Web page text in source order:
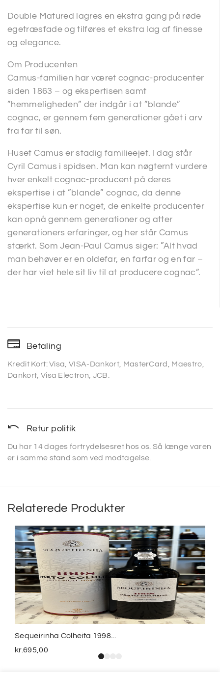
Double Matured lagres en ekstra gang på røde
egetræsfade og tilføres et ekstra lag af finesse
og elegance.
Om Producenten
Camus-familien har været cognac-producenter
siden 1863 – og ekspertisen samt
”hemmeligheden” der indgår i at ”blande”
cognac, er gennem fem generationer gået i arv
fra far til søn.
Huset Camus er stadig familieejet. I dag står
Cyril Camus i spidsen. Man kan nøgternt vurdere
hver enkelt cognac-producent på deres
ekspertise i at ”blande” cognac, da denne
ekspertise kun er noget, de enkelte producenter
kan opnå gennem generationer og atter
generationers erfaringer, og her står Camus
stærkt. Som Jean-Paul Camus siger: ”Alt hvad
man behøver er en oldefar, en farfar og en far –
der har viet hele sit liv til at producere cognac”.
Betaling
Kredit Kort: Visa, VISA-Dankort, MasterCard, Maestro,
Dankort, Visa Electron, JCB.
Retur politik
Du har 14 dages fortrydelsesret hos os. Så længe varen
er i samme stand som ved modtagelse.
Relaterede Produkter
Sequeirinha Colheita 1998...
kr.695,00